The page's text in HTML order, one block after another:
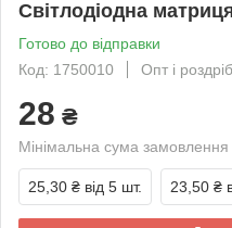
Світлодіодна
Готово до відправки
Код: 1750010
Опт і роздріб
28 ₴
Мінімальна сума
25,30 ₴ від 5 шт. 23,50 ₴